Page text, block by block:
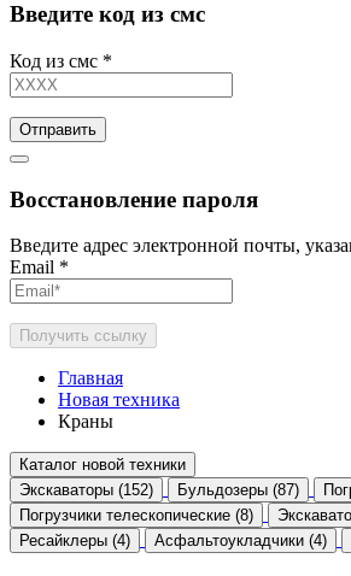
Введите код из смс
Код из смс *
Отправить
Восстановление пароля
Введите адрес электронной почты,
Email *
Получить ссылку
Главная
Новая техника
Краны
Каталог новой техники
Экскаваторы (152)
Бульдозеры (87)
Погрузчики телескопические (8)
Ресайклеры (4)
Асфальтоукладчики (4)